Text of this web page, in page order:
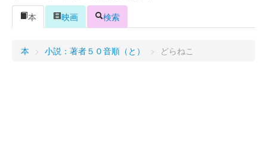
ログイン
本
映画 検索
本 > 小説：著者５０音順（と） > どらねこ